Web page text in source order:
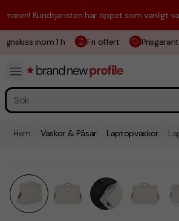
Kundtjänsten har öppet som vanligt
inom 1 h Fri offert Prisgaranti
Hem Väskor & Påsar Laptopväskor